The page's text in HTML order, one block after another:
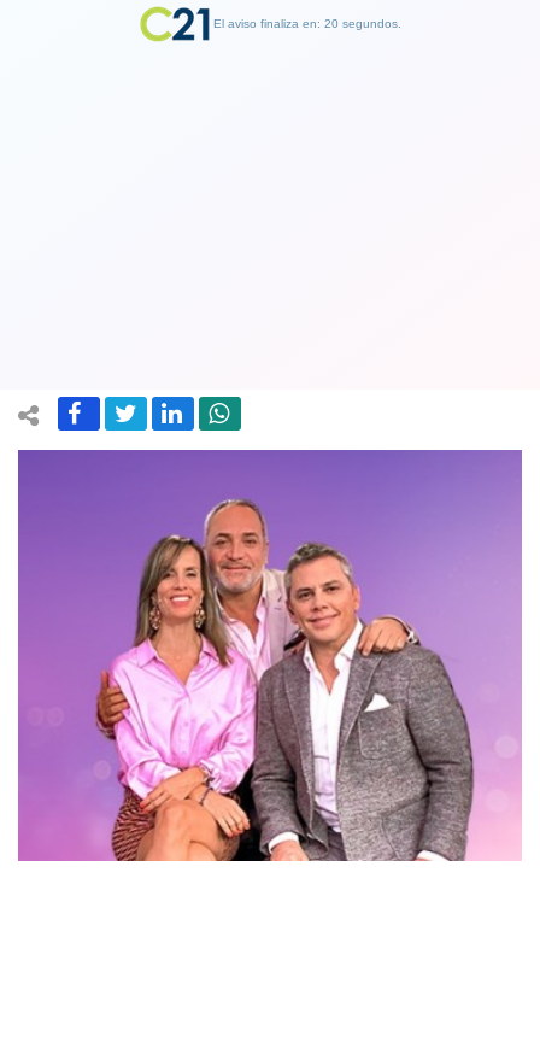
El aviso finaliza en: 19 segundos.